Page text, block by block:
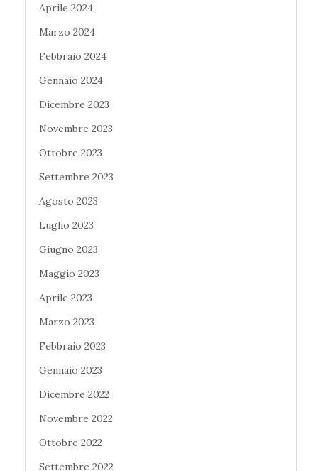
Aprile 2024
Marzo 2024
Febbraio 2024
Gennaio 2024
Dicembre 2023
Novembre 2023
Ottobre 2023
Settembre 2023
Agosto 2023
Luglio 2023
Giugno 2023
Maggio 2023
Aprile 2023
Marzo 2023
Febbraio 2023
Gennaio 2023
Dicembre 2022
Novembre 2022
Ottobre 2022
Settembre 2022